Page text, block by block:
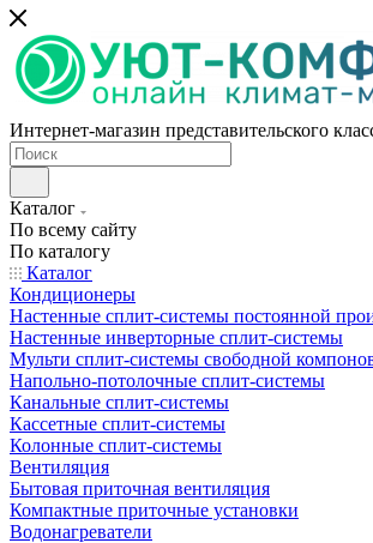
Интернет-магазин представительского
Каталог
По всему сайту
По каталогу
Каталог
Кондиционеры
Настенные сплит-системы постоянной
Настенные инверторные сплит-системы
Мульти сплит-системы свободной
Напольно-потолочные сплит-системы
Канальные сплит-системы
Кассетные сплит-системы
Колонные сплит-системы
Вентиляция
Бытовая приточная вентиляция
Компактные приточные установки
Водонагреватели